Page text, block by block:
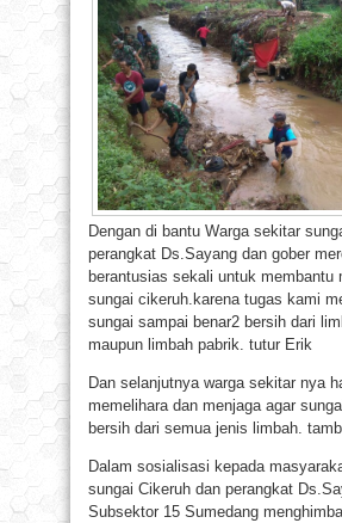
Dengan di bantu Warga sekitar
perangkat Ds.Sayang dan gober
berantusias sekali untuk membantu
sungai cikeruh.karena tugas kami
sungai sampai benar2 bersih dari
maupun limbah pabrik. tutur Erik
Dan selanjutnya warga sekitar nya
memelihara dan menjaga agar
bersih dari semua jenis limbah.
Dalam sosialisasi kepada
sungai Cikeruh dan perangkat
Subsektor 15 Sumedang